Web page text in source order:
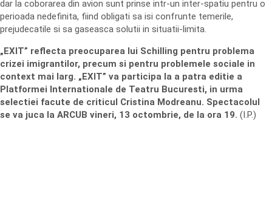
dar la coborarea din avion sunt prinse intr-un inter-spatiu pentru o
perioada nedefinita, fiind obligati sa isi confrunte temerile,
prejudecatile si sa gaseasca solutii in situatii-limita.
„EXIT” reflecta preocuparea lui Schilling pentru problema
crizei imigrantilor, precum si pentru problemele sociale in
context mai larg. „EXIT” va participa la a patra editie a
Platformei Internationale de Teatru Bucuresti, in urma
selectiei facute de criticul Cristina Modreanu. Spectacolul
se va juca la ARCUB vineri, 13 octombrie, de la ora 19. (I.P.)